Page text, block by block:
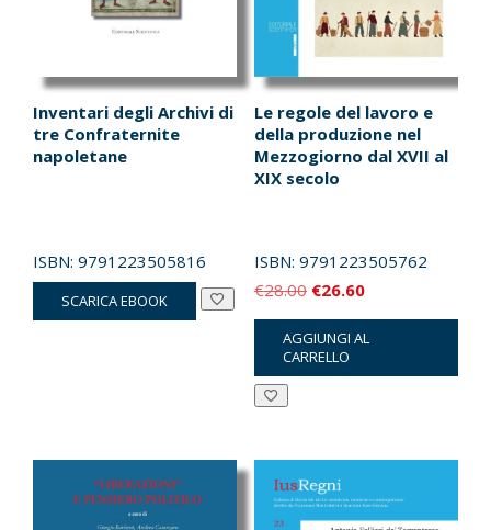
Inventari degli Archivi di
tre Confraternite
napoletane
ISBN: 9791223505816
SCARICA EBOOK
Le regole del lavoro e
della produzione nel
Mezzogiorno dal XVII al
XIX secolo
ISBN: 9791223505762
€28.00 Il
prezzo
originale
era:
€26.60Il
prezzo
attuale
è:
AGGIUNGI AL
CARRELLO